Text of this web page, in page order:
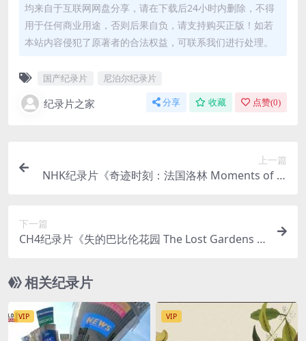
均来自于互联网网盘分享，请在下载后24小时内删除，不得
用于任何商业用途，否则后果自负，请支持购买正版！如若
本站内容侵犯了原著者的合法权益，可联系我们进行处理。
国产纪录片 尼泊尔纪录片
纪录片之家 分享 收藏 点赞(0)
上一篇
NHK纪录片《奇迹时刻：法国洛林 Moments of W
下一篇
CH4纪录片《失的巴比伦花园 The Lost Gardens o
0P/MKV/2.69G 巴比伦空中花园
相关纪录片
VIP VIP